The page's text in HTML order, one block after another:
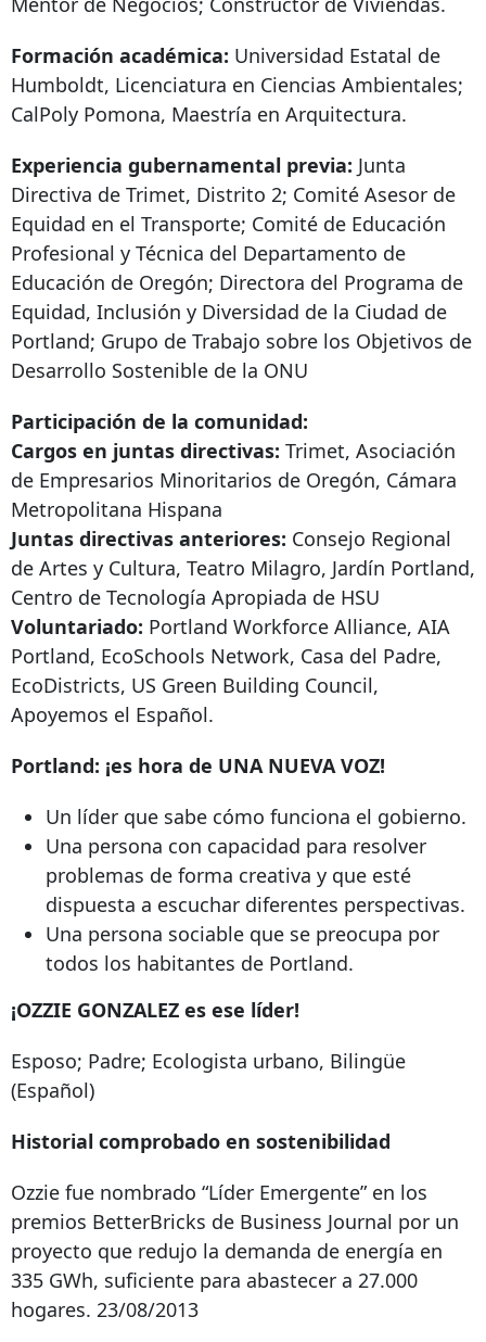
Formación académica: Universidad Estatal de
Humboldt, Licenciatura en Ciencias Ambientales;
CalPoly Pomona, Maestría en Arquitectura.
Experiencia gubernamental previa: Junta
Directiva de Trimet, Distrito 2; Comité Asesor de
Equidad en el Transporte; Comité de Educación
Profesional y Técnica del Departamento de
Educación de Oregón; Directora del Programa de
Equidad, Inclusión y Diversidad de la Ciudad de
Portland; Grupo de Trabajo sobre los Objetivos de
Desarrollo Sostenible de la ONU
Participación de la comunidad:
Cargos en juntas directivas: Trimet, Asociación
de Empresarios Minoritarios de Oregón, Cámara
Metropolitana Hispana
Juntas directivas anteriores: Consejo Regional
de Artes y Cultura, Teatro Milagro, Jardín Portland,
Centro de Tecnología Apropiada de HSU
Voluntariado: Portland Workforce Alliance, AIA
Portland, EcoSchools Network, Casa del Padre,
EcoDistricts, US Green Building Council,
Apoyemos el Español.
Portland: ¡es hora de UNA NUEVA VOZ!
Un líder que sabe cómo funciona el gobierno.
Una persona con capacidad para resolver
problemas de forma creativa y que esté
dispuesta a escuchar diferentes perspectivas.
Una persona sociable que se preocupa por
todos los habitantes de Portland.
¡OZZIE GONZALEZ es ese líder!
Esposo; Padre; Ecologista urbano, Bilingüe
(Español)
Historial comprobado en sostenibilidad
Ozzie fue nombrado “Líder Emergente” en los
premios BetterBricks de Business Journal por un
proyecto que redujo la demanda de energía en
335 GWh, suficiente para abastecer a 27.000
hogares. 23/08/2013